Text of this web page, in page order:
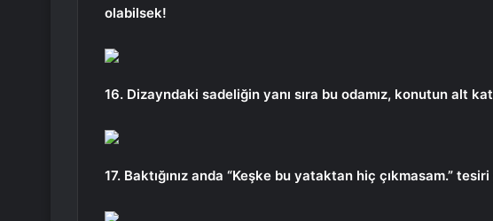
olabilsek!
16. Dizayndaki sadeliğin yanı sıra bu odamız, konutun alt
17. Baktığınız anda “Keşke bu yataktan hiç çıkmasam.”